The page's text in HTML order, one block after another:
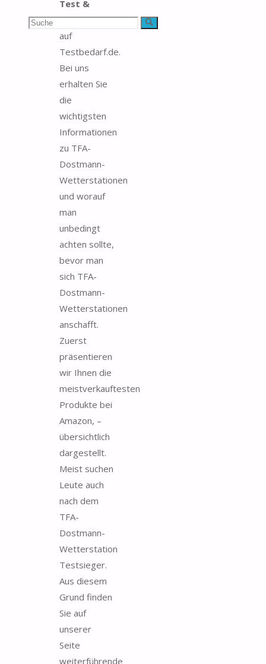
Suchen Suche
Test &
Vergleich
auf
Testbedarf.de.
Bei uns
erhalten Sie
die
wichtigsten
Informationen
zu TFA-
Dostmann-
Wetterstationen
und worauf
man
unbedingt
achten sollte,
bevor man
sich TFA-
Dostmann-
Wetterstationen
anschafft.
Zuerst
präsentieren
wir Ihnen die
meistverkauftesten
Produkte bei
Amazon, –
übersichtlich
dargestellt.
Meist suchen
Leute auch
nach dem
TFA-
Dostmann-
Wetterstation
Testsieger.
Aus diesem
Grund finden
Sie auf
unserer
Seite
weiterführende